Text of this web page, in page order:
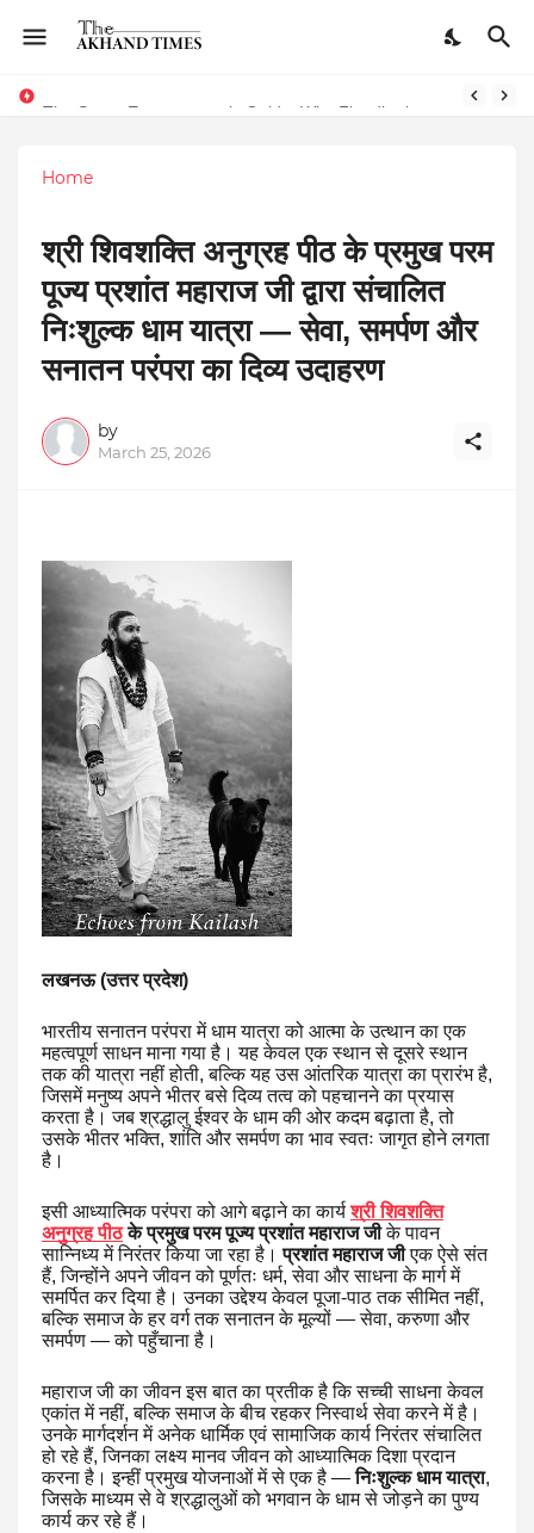
Home
श्री शिवशक्ति अनुग्रह पीठ के प्रमुख परम
पूज्य प्रशांत महाराज जी द्वारा संचालित
निःशुल्क धाम यात्रा — सेवा, समर्पण और
सनातन परंपरा का दिव्य उदाहरण
by
March 25, 2026
लखनऊ (उत्तर प्रदेश)
भारतीय सनातन परंपरा में धाम यात्रा को आत्मा के उत्थान का एक
महत्वपूर्ण साधन माना गया है। यह केवल एक स्थान से दूसरे स्थान
तक की यात्रा नहीं होती, बल्कि यह उस आंतरिक यात्रा का प्रारंभ है,
जिसमें मनुष्य अपने भीतर बसे दिव्य तत्व को पहचानने का प्रयास
करता है। जब श्रद्धालु ईश्वर के धाम की ओर कदम बढ़ाता है, तो
उसके भीतर भक्ति, शांति और समर्पण का भाव स्वतः जागृत होने लगता
है।
इसी आध्यात्मिक परंपरा को आगे बढ़ाने का कार्य श्री शिवशक्ति
अनुग्रह पीठके प्रमुख परम पूज्य प्रशांत महाराज जीके पावन
सान्निध्य में निरंतर किया जा रहा है।प्रशांत महाराज जीएक ऐसे संत
हैं, जिन्होंने अपने जीवन को पूर्णतः धर्म, सेवा और साधना के मार्ग में
समर्पित कर दिया है। उनका उद्देश्य केवल पूजा-पाठ तक सीमित नहीं,
बल्कि समाज के हर वर्ग तक सनातन के मूल्यों — सेवा, करुणा और
समर्पण — को पहुँचाना है।
महाराज जी का जीवन इस बात का प्रतीक है कि सच्ची साधना केवल
एकांत में नहीं, बल्कि समाज के बीच रहकर निस्वार्थ सेवा करने में है।
उनके मार्गदर्शन में अनेक धार्मिक एवं सामाजिक कार्य निरंतर संचालित
हो रहे हैं, जिनका लक्ष्य मानव जीवन को आध्यात्मिक दिशा प्रदान
करना है। इन्हीं प्रमुख योजनाओं में से एक है —निःशुल्क धाम यात्रा,
जिसके माध्यम से वे श्रद्धालुओं को भगवान के धाम से जोड़ने का पुण्य
कार्य कर रहे हैं।